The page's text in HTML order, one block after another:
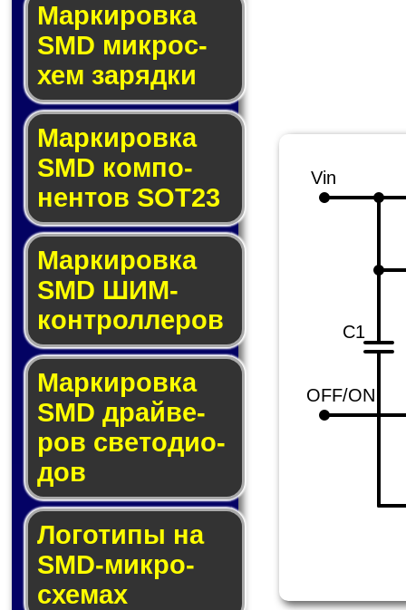
Маркировка
SMD мик­рос­
хем за­ряд­ки
Маркировка
SMD ком­по­
нен­тов SOT23
Маркировка
SMD ШИМ-
кон­трол­ле­ров
Маркировка
SMD драй­ве­
ров све­то­ди­о­
дов
Логотипы на
SMD-мик­ро­
схе­мах
Vin
C1
OFF/ON